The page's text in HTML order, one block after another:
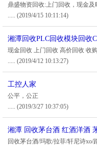
鼎盛物资回收:上门回收，现金
..... (2019/4/15 10:11:14)
湘潭回收PLC回收模块回收
现金回收 上门回收 高价回收 收
..... (2019/4/12 10:13:27)
工控人家
公平，公正
..... (2019/3/27 10:37:05)
湘潭 回收茅台酒 红酒洋酒
回收茅台酒/玛歌/拉菲/轩尼诗xo/